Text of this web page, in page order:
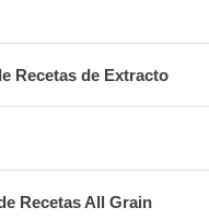
Recetas de Extracto
Recetas All Grain